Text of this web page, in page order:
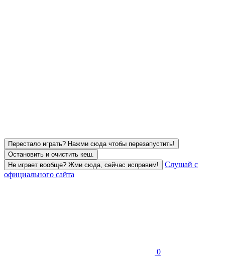
Перестало играть? Нажми сюда чтобы перезапустить!
Остановить и очистить кеш.
Не играет вообще? Жми сюда, сейчас исправим!
Слушай с
официального сайта
0